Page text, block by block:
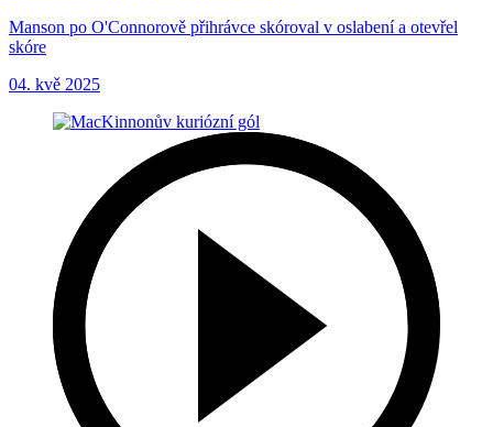
Manson po O'Connorově přihrávce skóroval v oslabení a otevřel
skóre
04. kvě 2025